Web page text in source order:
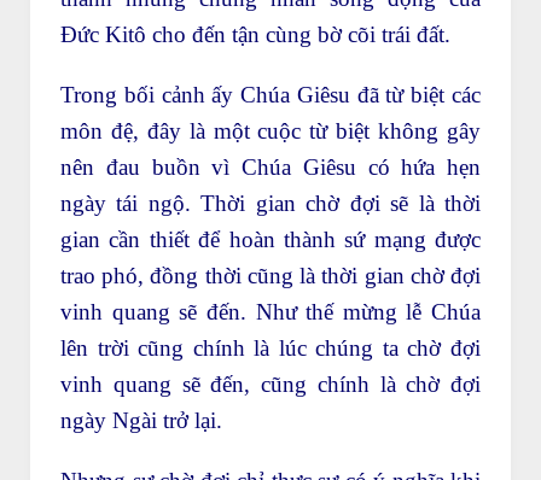
Đức Kitô cho đến tận cùng bờ cõi trái đất.
Trong bối cảnh ấy Chúa Giêsu đã từ biệt các
môn đệ, đây là một cuộc từ biệt không gây
nên đau buồn vì Chúa Giêsu có hứa hẹn
ngày tái ngộ. Thời gian chờ đợi sẽ là thời
gian cần thiết để hoàn thành sứ mạng được
trao phó, đồng thời cũng là thời gian chờ đợi
vinh quang sẽ đến. Như thế mừng lễ Chúa
lên trời cũng chính là lúc chúng ta chờ đợi
vinh quang sẽ đến, cũng chính là chờ đợi
ngày Ngài trở lại.